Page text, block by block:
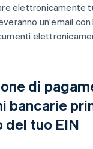
elettronicamente
un'email
di
bancarie
del tuo EIN